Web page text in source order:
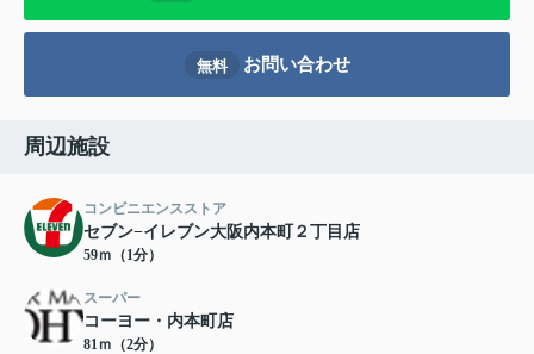
無料 お問い合わせ
周辺施設
コンビニエンスストア
セブン−イレブン大阪内本町２丁目店
59ｍ（1分）
スーパー
コーヨー・内本町店
81ｍ（2分）